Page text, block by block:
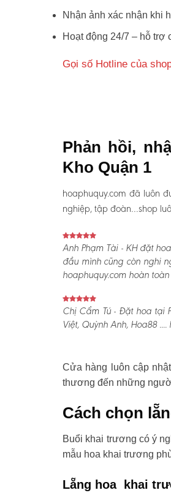
Nhận ảnh xác nhận khi
Hoạt động 24/7 – hỗ
Gọi số Hotline của
Phản hồi,
Kho Quận 1
hoaphuquy.com đã luôn
nghiệp, tập đoàn…shop
Anh Phạm Tài - KH đặt
đầu mình cũng còn nghi
hoaphuquy.com hoàn
Chị Cẩm Tú - Đặt hoa tại
Việt, Quỳnh Anh, Hoa88
Cửa hàng luôn cập
thương đến những
Cách chọn
Buổi khai trương có ý
mẫu hoa khai trương
Lẵng hoa khai